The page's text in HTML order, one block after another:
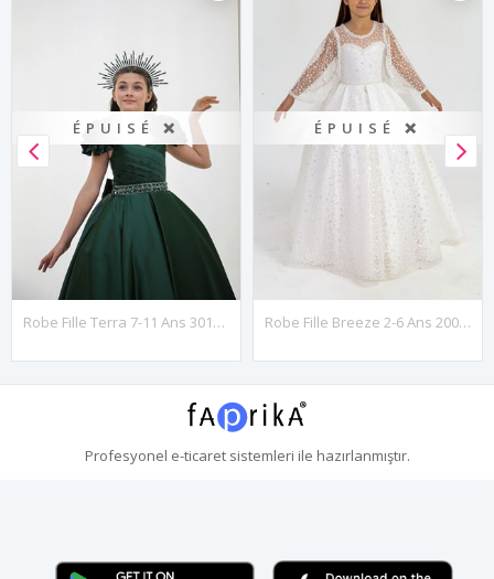
ÉPUISÉ ❌
Robe Fille Terra 7-11 Ans 30131 Verte
ÉPUISÉ ❌
Robe Fille Breeze 2-6 Ans 20006 Blanc Cassé
Profesyonel e-ticaretsistemleri ile hazırlanmıştır.